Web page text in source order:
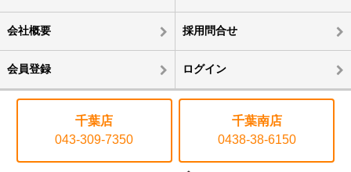
会社概要 採用問合せ
会員登録 ログイン
千葉店
043-309-7350
千葉南店
0438-38-6150